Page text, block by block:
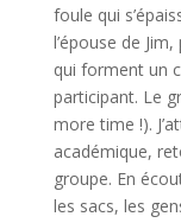
foule qui
l’épouse de
qui forment un
participant. Le
more time !).
académique,
groupe. En
les sacs, les